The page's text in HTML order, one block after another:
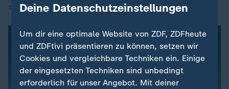
16.02.2018 | 12:16
Deine Datenschutzeinstellungen
Um dir eine optimale Website von ZDF, ZDFheute
und ZDFtivi präsentieren zu können, setzen wir
Cookies und vergleichbare Techniken ein. Einige
der eingesetzten Techniken sind unbedingt
erforderlich für unser Angebot. Mit deiner